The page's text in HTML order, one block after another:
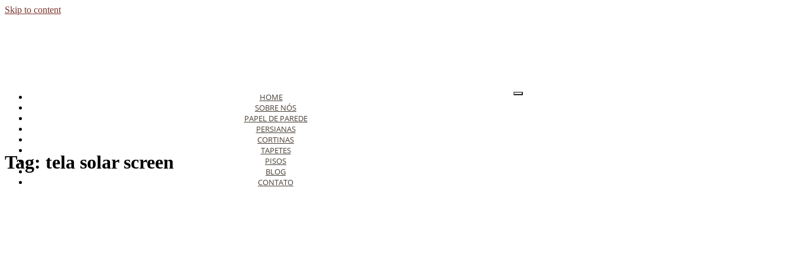
Skip to content
HOME
SOBRE NÓS
PAPEL DE PAREDE
PERSIANAS
CORTINAS
TAPETES
PISOS
BLOG
CONTATO
Tag: tela solar screen